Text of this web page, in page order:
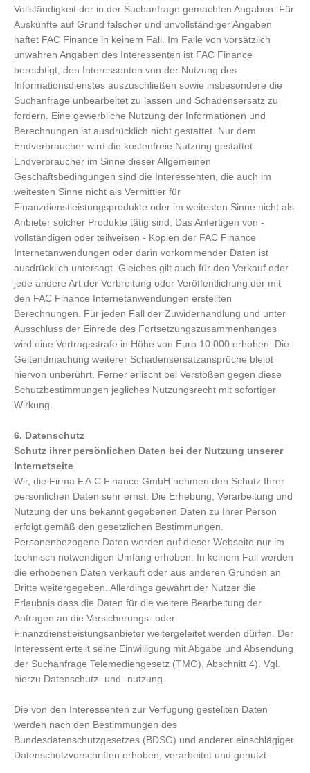
Vollständigkeit der in der Suchanfrage gemachten Angaben. Für
Auskünfte auf Grund falscher und unvollständiger Angaben
haftet FAC Finance in keinem Fall. Im Falle von vorsätzlich
unwahren Angaben des Interessenten ist FAC Finance
berechtigt, den Interessenten von der Nutzung des
Informationsdienstes auszuschließen sowie insbesondere die
Suchanfrage unbearbeitet zu lassen und Schadensersatz zu
fordern. Eine gewerbliche Nutzung der Informationen und
Berechnungen ist ausdrücklich nicht gestattet. Nur dem
Endverbraucher wird die kostenfreie Nutzung gestattet.
Endverbraucher im Sinne dieser Allgemeinen
Geschäftsbedingungen sind die Interessenten, die auch im
weitesten Sinne nicht als Vermittler für
Finanzdienstleistungsprodukte oder im weitesten Sinne nicht als
Anbieter solcher Produkte tätig sind. Das Anfertigen von -
vollständigen oder teilweisen - Kopien der FAC Finance
Internetanwendungen oder darin vorkommender Daten ist
ausdrücklich untersagt. Gleiches gilt auch für den Verkauf oder
jede andere Art der Verbreitung oder Veröffentlichung der mit
den FAC Finance Internetanwendungen erstellten
Berechnungen. Für jeden Fall der Zuwiderhandlung und unter
Ausschluss der Einrede des Fortsetzungszusammenhanges
wird eine Vertragsstrafe in Höhe von Euro 10.000 erhoben. Die
Geltendmachung weiterer Schadensersatzansprüche bleibt
hiervon unberührt. Ferner erlischt bei Verstößen gegen diese
Schutzbestimmungen jegliches Nutzungsrecht mit sofortiger
Wirkung.
6. Datenschutz
Schutz ihrer persönlichen Daten bei der Nutzung unserer
Internetseite
Wir, die Firma F.A.C Finance GmbH nehmen den Schutz Ihrer
persönlichen Daten sehr ernst. Die Erhebung, Verarbeitung und
Nutzung der uns bekannt gegebenen Daten zu Ihrer Person
erfolgt gemäß den gesetzlichen Bestimmungen.
Personenbezogene Daten werden auf dieser Webseite nur im
technisch notwendigen Umfang erhoben. In keinem Fall werden
die erhobenen Daten verkauft oder aus anderen Gründen an
Dritte weitergegeben. Allerdings gewährt der Nutzer die
Erlaubnis dass die Daten für die weitere Bearbeitung der
Anfragen an die Versicherungs- oder
Finanzdienstleistungsanbieter weitergeleitet werden dürfen. Der
Interessent erteilt seine Einwilligung mit Abgabe und Absendung
der Suchanfrage Telemediengesetz (TMG), Abschnitt 4). Vgl.
hierzu Datenschutz- und -nutzung.
Die von den Interessenten zur Verfügung gestellten Daten
werden nach den Bestimmungen des
Bundesdatenschutzgesetzes (BDSG) und anderer einschlägiger
Datenschutzvorschriften erhoben, verarbeitet und genutzt.